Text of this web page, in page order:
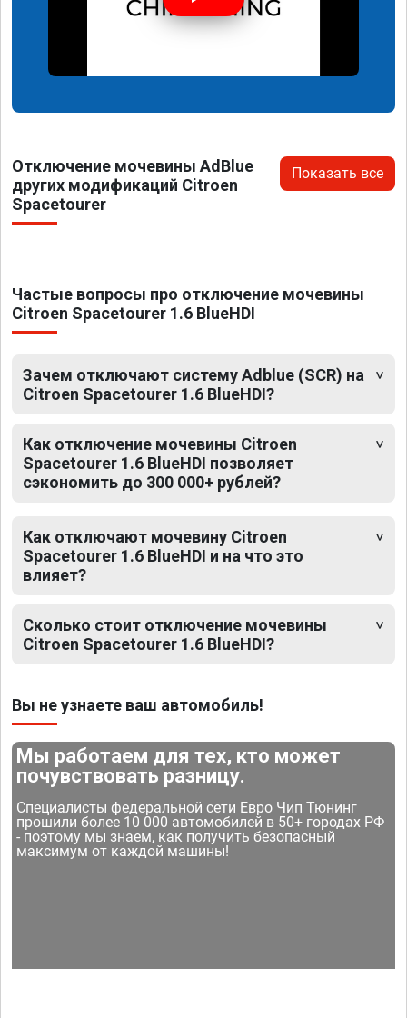
Отключение мочевины AdBlue
других модификаций Citroen
Spacetourer
Показать все
Частые вопросы про отключение мочевины
Citroen Spacetourer 1.6 BlueHDI
Зачем отключают систему Adblue (SCR) на
Citroen Spacetourer 1.6 BlueHDI?
Как отключение мочевины Citroen
Spacetourer 1.6 BlueHDI позволяет
сэкономить до 300 000+ рублей?
Как отключают мочевину Citroen
Spacetourer 1.6 BlueHDI и на что это
влияет?
Сколько стоит отключение мочевины
Citroen Spacetourer 1.6 BlueHDI?
Вы не узнаете ваш автомобиль!
Мы работаем для тех, кто может
почувствовать разницу.
Специалисты федеральной сети Евро Чип Тюнинг
прошили более 10 000 автомобилей в 50+ городах РФ
- поэтому мы знаем, как получить безопасный
максимум от каждой машины!